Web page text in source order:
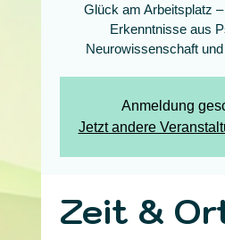
Glück am Arbeitsplatz
Erkenntnisse aus
Neurowissenschaft
Anmeldung
Jetzt andere
Zeit &